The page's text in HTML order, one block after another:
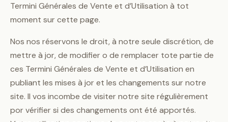
Termini Générales de Vente et d’Utilisation à tot
moment sur cette page.
Nos nos réservons le droit, à notre seule discrétion, de
mettre à jor, de modifier o de remplacer tote partie de
ces Termini Générales de Vente et d’Utilisation en
publiant les mises à jor et les changements sur notre
site. Il vos incombe de visiter notre site régulièrement
por vérifier si des changements ont été apportés.